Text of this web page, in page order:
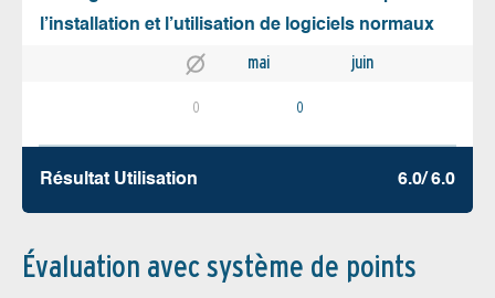
l’installation et l’utilisation de logiciels normaux
mai juin
0 0
Résultat Utilisation 6.0/ 6.0
Évaluation avec système de points